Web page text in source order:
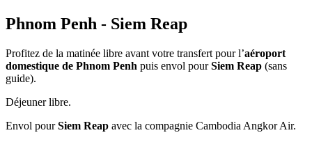
Phnom Penh - Siem Reap
Profitez de la matinée libre avant votre transfert pour l’aéroport
domestique de Phnom Penh puis envol pourSiem Reap (sans
guide).
Déjeuner libre.
Envol pourSiem Reap avec la compagnie Cambodia Angkor Air.